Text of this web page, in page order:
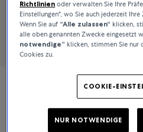
Richtlinien oder verwalten Sie Ihre
Einstellungen", wo Sie auch jederzeit
Wenn Sie auf “Alle zulassen“ klicken,
alle oben genannten Zwecke eingesetzt
notwendige” klicken, stimmen Sie nur
Cookies zu.
COOKIE-
NUR NOTWENDIGE